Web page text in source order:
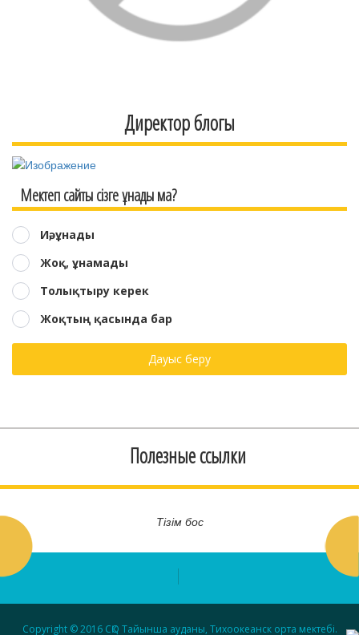
Директор блогы
Мектеп сайты сізге ұнады ма?
Иә, ұнады
Жоқ, ұнамады
Толықтыру керек
Жоқтың қасында бар
Дауыс беру
Полезные ссылки
Тізім бос
Copyright © 2016 СҚО Тайынша ауданы, Тихоокеанск орта мектебі.